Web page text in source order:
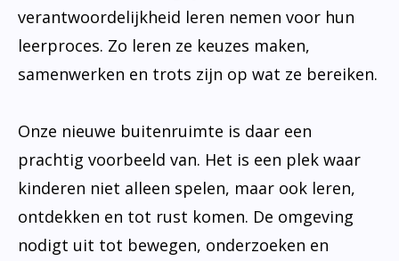
verantwoordelijkheid leren nemen voor hun
leerproces. Zo leren ze keuzes maken,
samenwerken en trots zijn op wat ze bereiken.
Onze nieuwe buitenruimte is daar een
prachtig voorbeeld van. Het is een plek waar
kinderen niet alleen spelen, maar ook leren,
ontdekken en tot rust komen. De omgeving
nodigt uit tot bewegen, onderzoeken en